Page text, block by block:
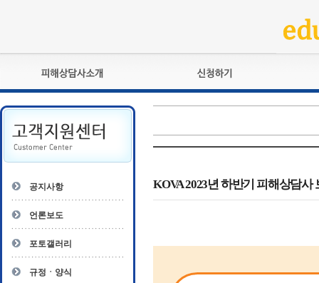
피해상담사란?
자격관리규정
상담사 자격증 확인
- 피해상담사 1급
- 전문수련감독자
- 전문수련기관
교육훈련
자격복원
공지사항
언론보도
포토갤러리
규정ㆍ양식
KOVA 2023년 하반기 피해상담